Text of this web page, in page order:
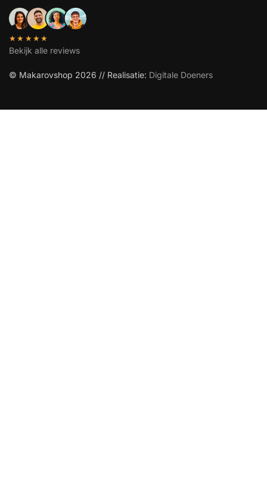
★★★★★
Bekijk alle reviews
© Makarovshop 2026 // Realisatie: Digitale Doeners